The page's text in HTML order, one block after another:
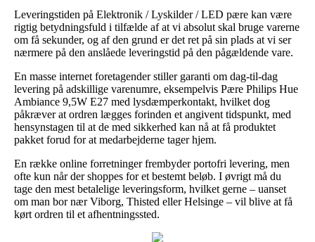
Leveringstiden på Elektronik / Lyskilder / LED pære kan være
rigtig betydningsfuld i tilfælde af at vi absolut skal bruge varerne
om få sekunder, og af den grund er det ret på sin plads at vi ser
nærmere på den anslåede leveringstid på den pågældende vare.
En masse internet foretagender stiller garanti om dag-til-dag
levering på adskillige varenumre, eksempelvis Pære Philips Hue
Ambiance 9,5W E27 med lysdæmperkontakt, hvilket dog
påkræver at ordren lægges forinden et angivent tidspunkt, med
hensynstagen til at de med sikkerhed kan nå at få produktet
pakket forud for at medarbejderne tager hjem.
En række online forretninger frembyder portofri levering, men
ofte kun når der shoppes for et bestemt beløb. I øvrigt må du
tage den mest betalelige leveringsform, hvilket gerne – uanset
om man bor nær Viborg, Thisted eller Helsinge – vil blive at få
kørt ordren til et afhentningssted.